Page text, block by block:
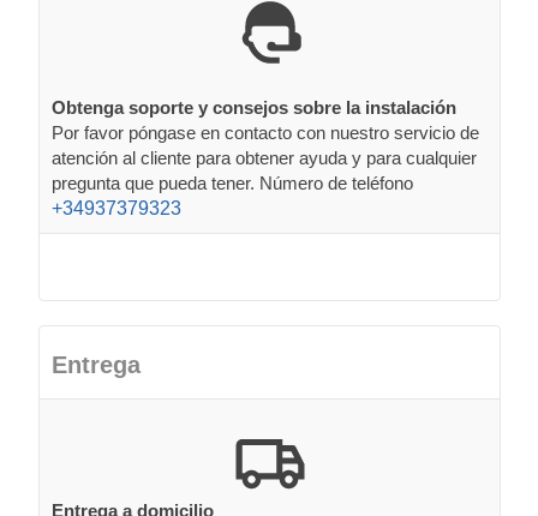
Obtenga soporte y consejos sobre la instalación
Por favor póngase en contacto con nuestro servicio de
atención al cliente para obtener ayuda y para cualquier
pregunta que pueda tener. Número de teléfono
+34937379323
Entrega
Entrega a domicilio